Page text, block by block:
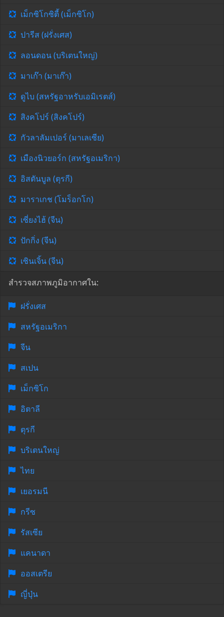
เม็กซิโกซิตี้ (เม็กซิโก)
ปารีส (ฝรั่งเศส)
ลอนดอน (บริเตนใหญ่)
มาเก๊า (มาเก๊า)
ดูไบ (สหรัฐอาหรับเอมิเรตส์)
สิงคโปร์ (สิงคโปร์)
กัวลาลัมเปอร์ (มาเลเซีย)
เมืองนิวยอร์ก (สหรัฐอเมริกา)
อิสตันบูล (ตุรกี)
มาราเกช (โมร็อกโก)
เซี่ยงไฮ้ (จีน)
ปักกิ่ง (จีน)
เซินเจิ้น (จีน)
สำรวจสภาพภูมิอากาศใน:
ฝรั่งเศส
สหรัฐอเมริกา
จีน
สเปน
เม็กซิโก
อิตาลี
ตุรกี
บริเตนใหญ่
ไทย
เยอรมนี
กรีซ
รัสเซีย
แคนาดา
ออสเตรีย
ญี่ปุ่น